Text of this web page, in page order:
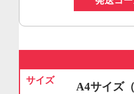
サイズ
A4サイズ